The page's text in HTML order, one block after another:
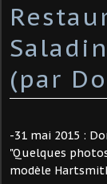
(par
-31 mai 2015 :
"Quelques
modèle